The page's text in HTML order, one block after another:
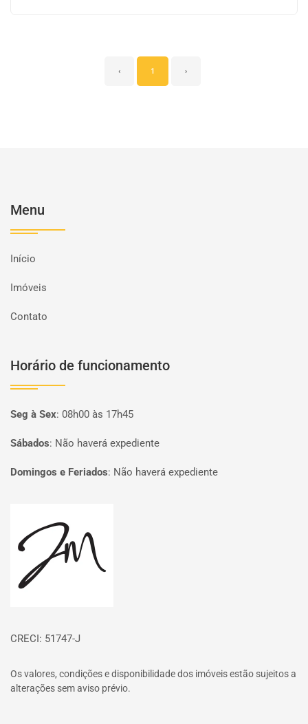
‹ 1 ›
Menu
Início
Imóveis
Contato
Horário de funcionamento
Seg à Sex: 08h00 às 17h45
Sábados: Não haverá expediente
Domingos e Feriados: Não haverá expediente
CRECI: 51747-J
Os valores, condições e disponibilidade dos imóveis estão sujeitos a
alterações sem aviso prévio.